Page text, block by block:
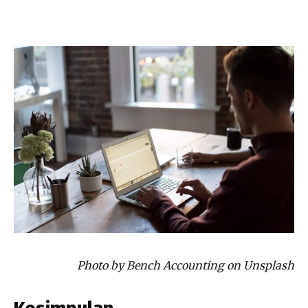
Photo by Bench Accounting on Unsplash